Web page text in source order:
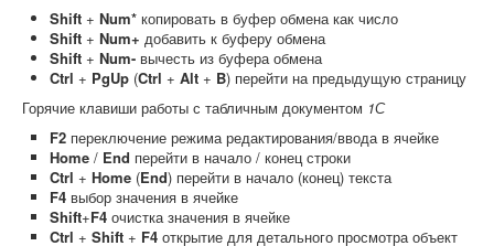
Shift + Num* копировать в буфер обмена как число
Shift + Num+ добавить к буферу обмена
Shift + Num- вычесть из буфера обмена
Ctrl + PgUp (Ctrl + Alt + B) перейти на предыдущую страницу
Горячие клавиши работы с табличным документом 1С
F2 переключение режима редактирования/ввода в ячейке
Home / End перейти в начало / конец строки
Ctrl + Home (End) перейти в начало (конец) текста
F4 выбор значения в ячейке
Shift+F4 очистка значения в ячейке
Ctrl + Shift + F4 открытие для детального просмотра объект